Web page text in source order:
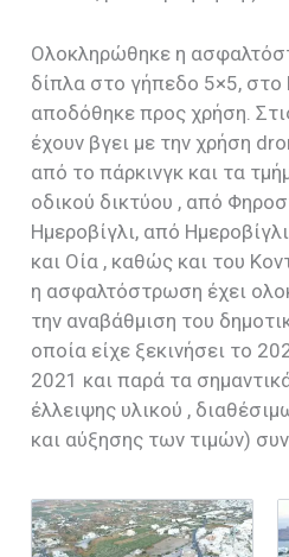
Ολοκληρώθηκε η
δίπλα στο γήπεδο 5×5, στο
αποδόθηκε προς χρήση.
έχουν βγει με την χρήση
από το πάρκινγκ και τα
οδικού δικτύου , από
Ημεροβίγλι, από
και Οία , καθώς και του
η ασφαλτόστρωση έχει
την αναβάθμιση του
οποία είχε ξεκινήσει το
2021 και παρά τα
έλλειψης υλικού ,
και αύξησης των τιμών)